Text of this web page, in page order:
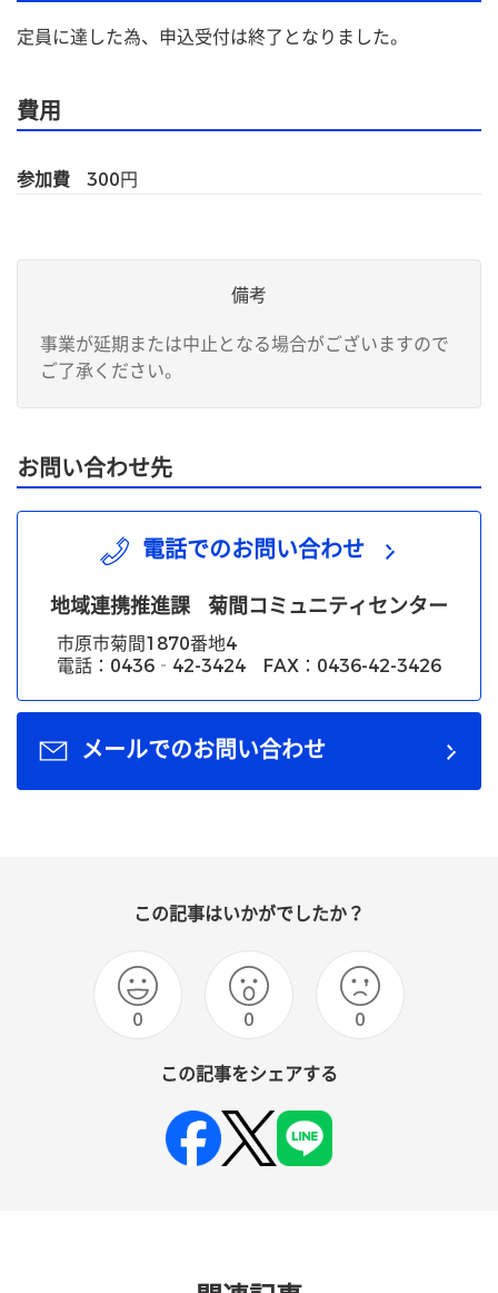
定員に達した為、申込受付は終了となりました。
費用
参加費 300円
備考
事業が延期または中止となる場合がございますので
ご了承ください。
お問い合わせ先
電話でのお問い合わせ
地域連携推進課 菊間コミュニティセンター
市原市菊間1870番地4
電話：0436‐42-3424 FAX：0436-42-3426
メールでのお問い合わせ
この記事はいかがでしたか？
0 0 0
この記事をシェアする